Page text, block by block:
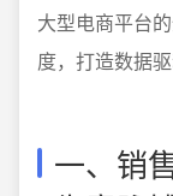
大型电商平台
度，打造数据
一、销